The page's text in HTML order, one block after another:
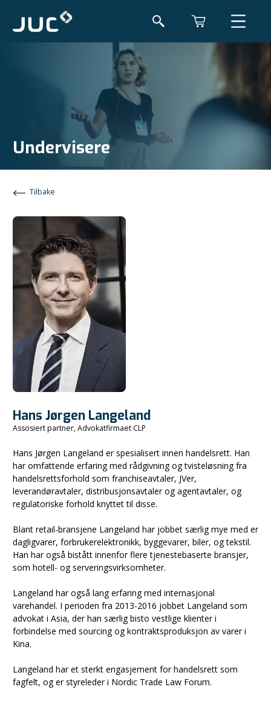
Undervisere
Tilbake
Hans Jørgen Langeland
Assosiert partner, Advokatfirmaet CLP
Hans Jørgen Langeland er spesialisert innen handelsrett. Han
har omfattende erfaring med rådgivning og tvisteløsning fra
handelsrettsforhold som franchiseavtaler, JVer,
leverandøravtaler, distribusjonsavtaler og agentavtaler, og
regulatoriske forhold knyttet til disse.
Blant retail-bransjene Langeland har jobbet særlig mye med er
dagligvarer, forbrukerelektronikk, byggevarer, biler, og tekstil.
Han har også bistått innenfor flere tjenestebaserte bransjer,
som hotell- og serveringsvirksomheter.
Langeland har også lang erfaring med internasjonal
varehandel. I perioden fra 2013-2016 jobbet Langeland som
advokat i Asia, der han særlig bisto vestlige klienter i
forbindelse med sourcing og kontraktsproduksjon av varer i
Kina.
Langeland har et sterkt engasjement for handelsrett som
fagfelt, og er styreleder i Nordic Trade Law Forum.